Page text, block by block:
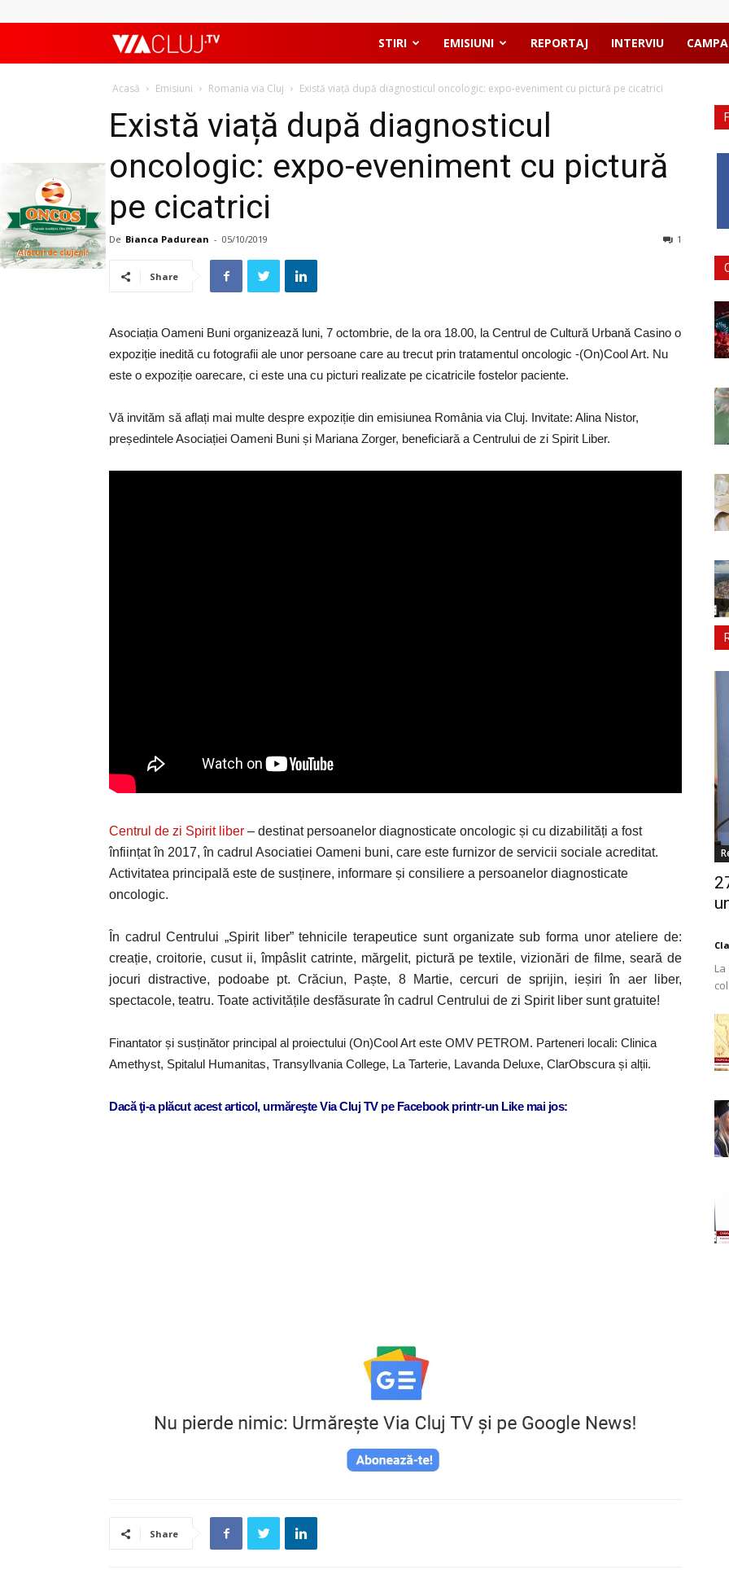
ViaClujTV STIRI EMISIUNI REPORTAJ INTERVIU
Acasă Emisiuni Romania via Cluj Există viață după diagnosticul oncologic: expo-eveniment cu pictură pe cicatrici
Există viață după diagnosticul
oncologic: expo-eveniment cu pictură
pe cicatrici
De Bianca Padurean - 05/10/2019 1
Share
Asociația Oameni Buni organizează luni, 7 octombrie, de la ora 18.00, la Centrul de Cultură Urbană Casino o
expoziție inedită cu fotografii ale unor persoane care au trecut prin tratamentul oncologic -(On)Cool Art. Nu
este o expoziție oarecare, ci este una cu picturi realizate pe cicatricile fostelor paciente.
Vă invităm să aflați mai multe despre expoziție din emisiunea România via Cluj. Invitate: Alina Nistor,
președintele Asociației Oameni Buni și Mariana Zorger, beneficiară a Centrului de zi Spirit Liber.
Centrul de zi Spirit liber – destinat persoanelor diagnosticate oncologic și cu dizabilități a fost
înființat în 2017, în cadrul Asociatiei Oameni buni, care este furnizor de servicii sociale acreditat.
Activitatea principală este de susținere, informare și consiliere a persoanelor diagnosticate
oncologic.
În cadrul Centrului „Spirit liber” tehnicile terapeutice sunt organizate sub forma unor ateliere de:
creație, croitorie, cusut ii, împâslit catrinte, mărgelit, pictură pe textile, vizionări de filme, seară de
jocuri distractive, podoabe pt. Crăciun, Paște, 8 Martie, cercuri de sprijin, ieșiri în aer liber,
spectacole, teatru. Toate activitățile desfăsurate în cadrul Centrului de zi Spirit liber sunt gratuite!
Finantator și susținător principal al proiectului (On)Cool Art este OMV PETROM. Parteneri locali: Clinica
Amethyst, Spitalul Humanitas, Transyllvania College, La Tarterie, Lavanda Deluxe, ClarObscura și alții.
Dacă ţi-a plăcut acest articol, urmăreşte Via Cluj TV pe Facebook printr-un Like mai jos:
Share